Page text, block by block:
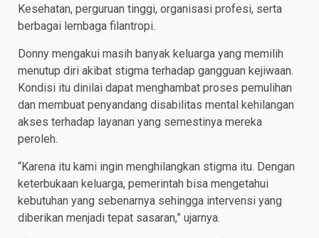
Kesehatan, perguruan tinggi, organisasi profesi, serta
berbagai lembaga filantropi.
Donny mengakui masih banyak keluarga yang memilih
menutup diri akibat stigma terhadap gangguan kejiwaan.
Kondisi itu dinilai dapat menghambat proses pemulihan
dan membuat penyandang disabilitas mental kehilangan
akses terhadap layanan yang semestinya mereka
peroleh.
“Karena itu kami ingin menghilangkan stigma itu. Dengan
keterbukaan keluarga, pemerintah bisa mengetahui
kebutuhan yang sebenarnya sehingga intervensi yang
diberikan menjadi tepat sasaran,” ujarnya.